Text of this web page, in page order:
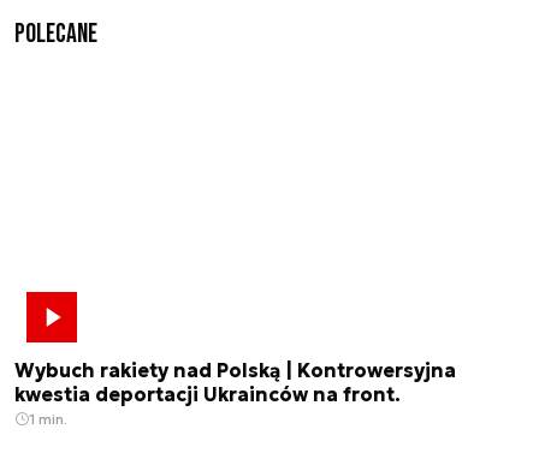
Polecane
Wybuch rakiety nad Polską | Kontrowersyjna
kwestia deportacji Ukrainców na front.
1 min.